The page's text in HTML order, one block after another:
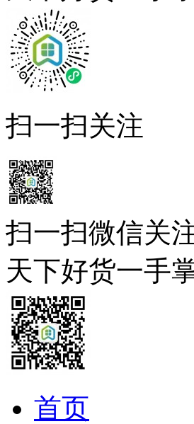
扫一扫关注
扫一扫微信关
天下好货一手
首页